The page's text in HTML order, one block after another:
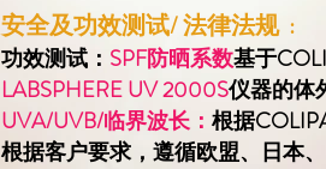
安全及功效测试/ 法律法规 :
功效测试： SPF防晒系数基于
LABSPHERE UV 2000S仪器的体
UVA/UVB/临界波长： 根据
根据客户要求，遵循欧盟、日本